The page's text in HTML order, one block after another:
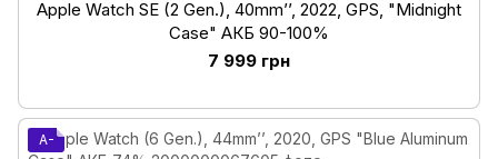
Apple Watch SE (2 Gen.), 40mm’’, 2022, GPS, "Midnight
Case" АКБ 90-100%
7 999 грн
A-